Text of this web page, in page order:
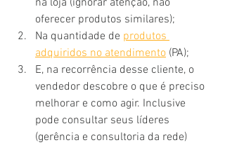
na loja (ignorar atenção, não
oferecer produtos similares);
Na quantidade de produtos
adquiridos no atendimento (PA);
E, na recorrência desse cliente, o
vendedor descobre o que é preciso
melhorar e como agir. Inclusive
pode consultar seus líderes
(gerência e consultoria da rede)